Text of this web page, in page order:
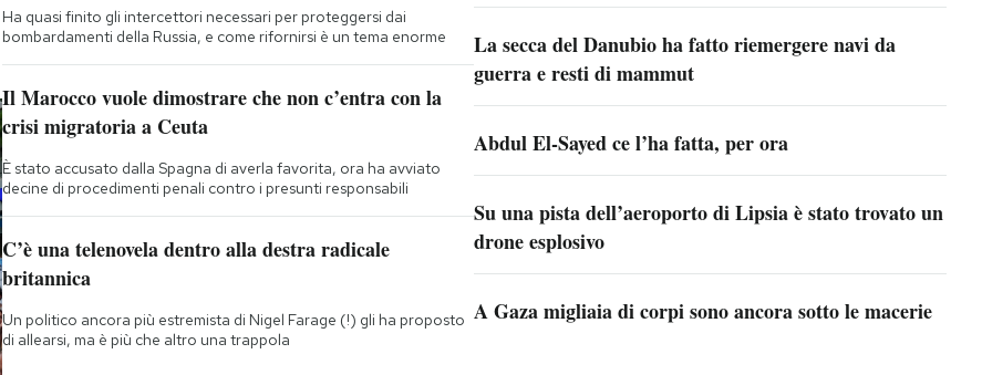
Ha quasi finito gli intercettori necessari per proteggersi dai
bombardamenti della Russia, e come rifornirsi è un tema enorme
Il Marocco vuole dimostrare che non c’entra con la
crisi migratoria a Ceuta
È stato accusato dalla Spagna di averla favorita, ora ha avviato
decine di procedimenti penali contro i presunti responsabili
C’è una telenovela dentro alla destra radicale
britannica
Un politico ancora più estremista di Nigel Farage (!) gli ha proposto
di allearsi, ma è più che altro una trappola
La secca del Danubio ha fatto riemergere navi da
guerra e resti di mammut
Abdul El-Sayed ce l’ha fatta, per ora
Su una pista dell’aeroporto di Lipsia è stato trovato un
drone esplosivo
A Gaza migliaia di corpi sono ancora sotto le macerie